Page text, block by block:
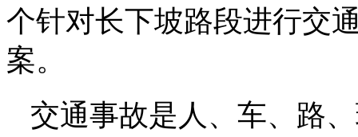
个针对长下坡路段进行交
案。
交通事故是人、车、路